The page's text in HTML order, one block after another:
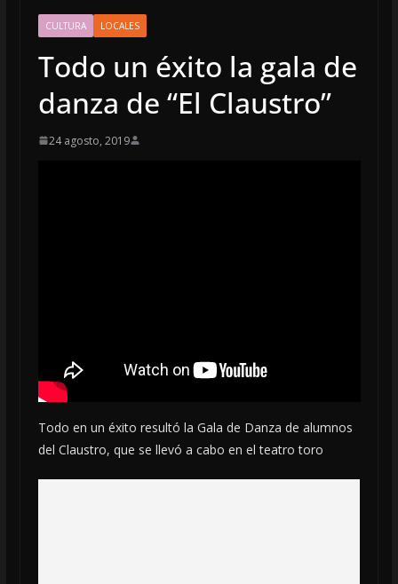
CULTURA LOCALES
Todo un éxito la gala de
danza de “El Claustro”
24 agosto, 2019
Todo en un éxito resultó la Gala de Danza de alumnos
del Claustro, que se llevó a cabo en el teatro toro